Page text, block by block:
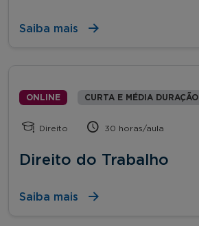
Saiba mais
ONLINE CURTA E MÉDIA DURAÇÃO
Direito 30 horas/aula
Direito do Trabalho
Saiba mais